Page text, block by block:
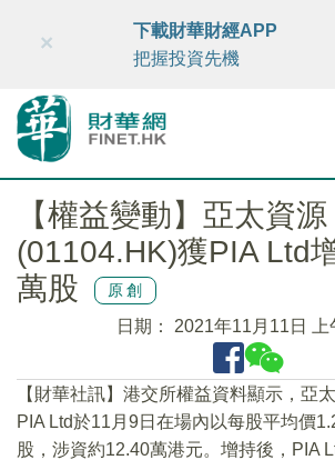
財華智庫網 FINTV FINMETA
×
下載財華財經APP
把握投資先機
【權益變動】亞太資源
(01104.HK)獲PIA Ltd
萬股
原創
日期： 2021年11月11日 上
【財華社訊】港交所權益資料顯示，亞
PIA Ltd於11月9日在場內以每股平均價
股，涉資約12.40萬港元。增持後，PIA